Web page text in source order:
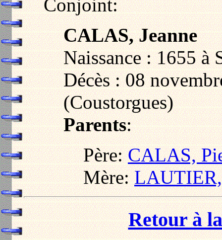
Conjoint:
CALAS, Jeanne
Naissance : 1655 à
Décès : 08
(Coustorgues)
Parents:
Père:CALAS,
Mère:
Retour à